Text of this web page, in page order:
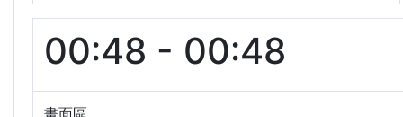
00:48 - 00:48
畫面區